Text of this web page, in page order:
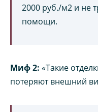
2000 руб./м2 и не
помощи.
Миф 2: «Такие
потеряют внешний